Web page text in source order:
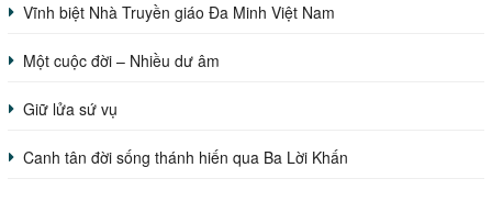
Vĩnh biệt Nhà Truyền giáo Đa Minh Việt Nam
Một cuộc đời – Nhiều dư âm
Giữ lửa sứ vụ
Canh tân đời sống thánh hiến qua Ba Lời Khấn